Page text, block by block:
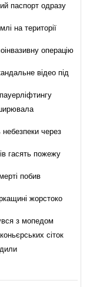
паспорт одразу
на території
операцію
відео під
через
гасять пожежу
побив
жорстоко
з мопедом
сіток